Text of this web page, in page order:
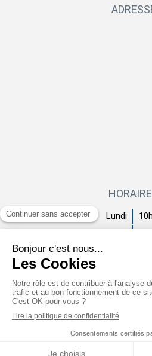
Lundi
Mardi
Mercredi
Vendredi
Samedi
Dimanche
Création par